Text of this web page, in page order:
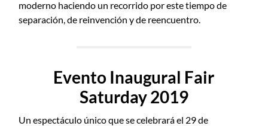
moderno haciendo un recorrido por este tiempo de
separación, de reinvención y de reencuentro.
Evento Inaugural Fair
Saturday 2019
Un espectáculo único que se celebrará el 29 de